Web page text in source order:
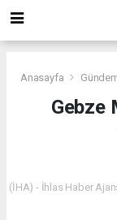
Anasayfa
Gebze
(İHA) - İhlas Haber